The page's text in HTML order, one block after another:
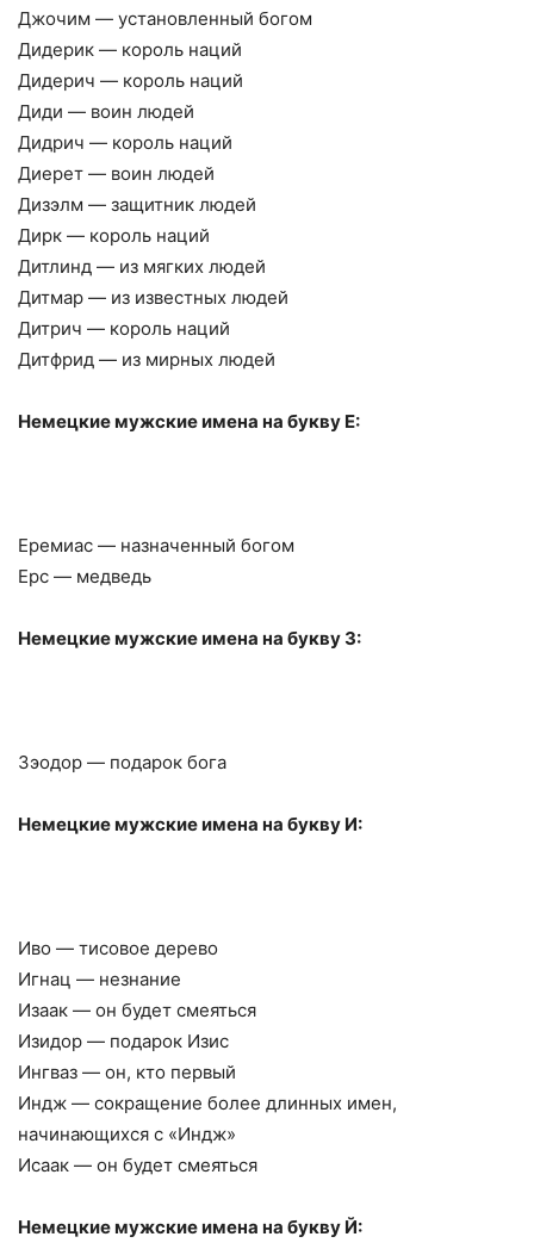
Джочим — установленный богом
Дидерик — король наций
Дидерич — король наций
Диди — воин людей
Дидрич — король наций
Диерет — воин людей
Дизэлм — защитник людей
Дирк — король наций
Дитлинд — из мягких людей
Дитмар — из известных людей
Дитрич — король наций
Дитфрид — из мирных людей
Немецкие мужские имена на букву Е:
Еремиас — назначенный богом
Ерс — медведь
Немецкие мужские имена на букву З:
Зэодор — подарок бога
Немецкие мужские имена на букву И:
Иво — тисовое дерево
Игнац — незнание
Изаак — он будет смеяться
Изидор — подарок Изис
Ингваз — он, кто первый
Индж — сокращение более длинных имен,
начинающихся с «Индж»
Исаак — он будет смеяться
Немецкие мужские имена на букву Й: